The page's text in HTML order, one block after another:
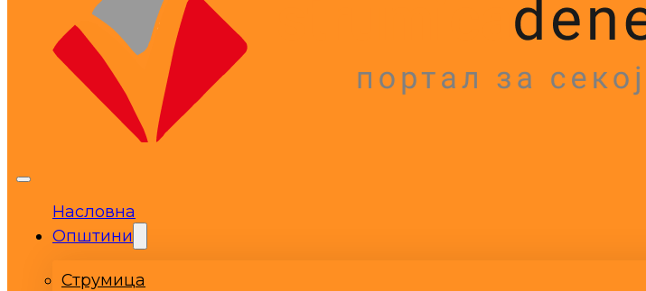
Насловна
Општини
Струмица